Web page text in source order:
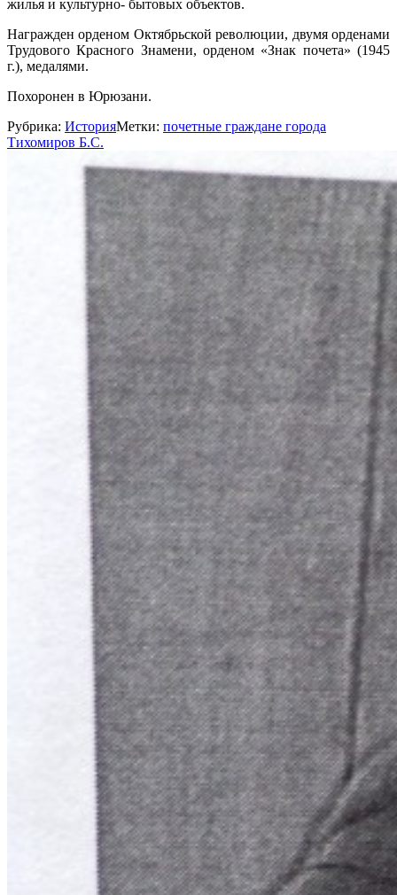
жилья и культурно- бытовых объектов.
Награжден орденом Октябрьской революции, двумя орденами
Трудового Красного Знамени, орденом «Знак почета» (1945
г.), медалями.
Похоронен в Юрюзани.
Рубрика: ИсторияМетки: почетные граждане города
Тихомиров Б.С.